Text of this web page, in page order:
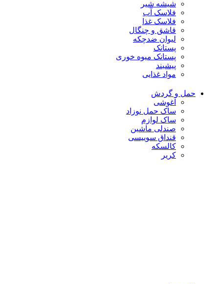
شیشه شیر
فلاسک آب
فلاسک غذا
قاشق و چنگال
لیوان ضدچکه
پستانک
پستانک میوه خوری
پیشبند
مواد غذایی
حمل و گردش
آغوشی
ساک حمل نوزاد
ساک لوازم
صندلی ماشین
قنداق سوییسی
کالسکه
کریر